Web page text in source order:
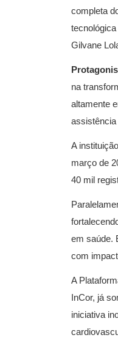
completa
Gilvane
na
altamente
assistência
A
março de
40 mil
em saúde.
com
A
InCor, já
iniciativa